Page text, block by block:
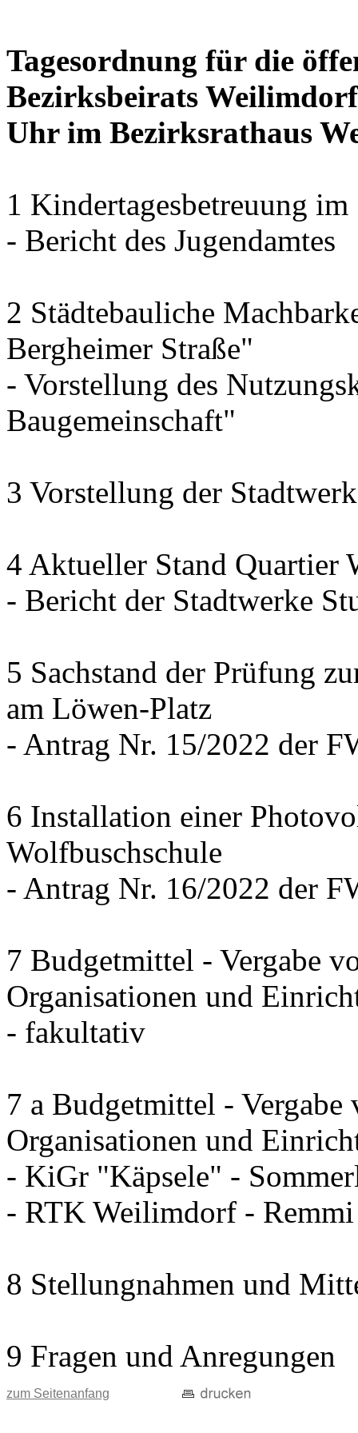
Tagesordnung für die
Bezirksbeirats
Uhr im Bezirksrathaus
1 Kindertagesbetreuung
- Bericht des Jugendamtes
2 Städtebauliche
Bergheimer Straße"
- Vorstellung des
Baugemeinschaft"
3 Vorstellung der
4 Aktueller Stand Quartier
- Bericht der Stadtwerke
5 Sachstand der Prüfung
am Löwen-Platz
- Antrag Nr. 15/2022 der
6 Installation einer
Wolfbuschschule
- Antrag Nr. 16/2022 der
7 Budgetmittel - Vergabe
Organisationen und
- fakultativ
7 a Budgetmittel - Vergabe
Organisationen und
- KiGr "Käpsele" -
- RTK Weilimdorf -
8 Stellungnahmen und
9 Fragen und Anregungen
zum Seitenanfang